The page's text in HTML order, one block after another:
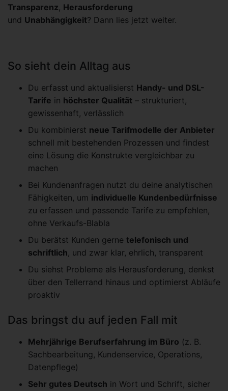
Transparenz, Herausforderung
und Unabhängigkeit? Dann lies jetzt weiter.
So sieht dein Alltag aus
Du erfasst und aktualisierst Handy- und DSL-
Tarife in höchster Qualität – strukturiert,
gewissenhaft, verlässlich
Du kombinierst neue Tarifmodelle der Anbieter
schnell mit bestehenden Prozessen und findest
eine Lösung die Konstrukte vergleichbar zu
machen
Bei Kundenanfragen nutzt du deine analytischen
Fähigkeiten, um individuelle Kundenbedürfnisse
zu erfassen und passende Tarife zu empfehlen,
ohne Verkaufs-Blabla
Du berätst Kunden gerne telefonisch und
schriftlich, und zwar klar, ehrlich, transparent
Du siehst Probleme als Herausforderung, denkst
über den Tellerrand hinaus und optimierst Abläufe
proaktiv
Das bringst du auf jeden Fall mit
Mehrjährige Berufserfahrung im Büro (z. B.
Sachbearbeitung, Kundenservice, Operations,
Datenpflege)
Sehr gutes Deutsch in Wort und Schrift, sicher